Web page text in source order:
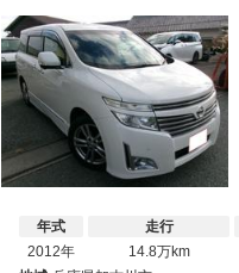
年式
2012年
走行
14.8万km